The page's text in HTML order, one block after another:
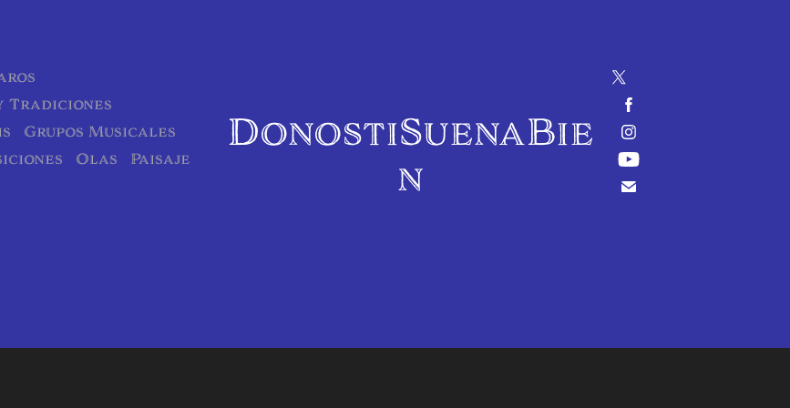
Tradiciones
Grupos Musicales
Olas
Paisaje
DonostiSuenaBie
n